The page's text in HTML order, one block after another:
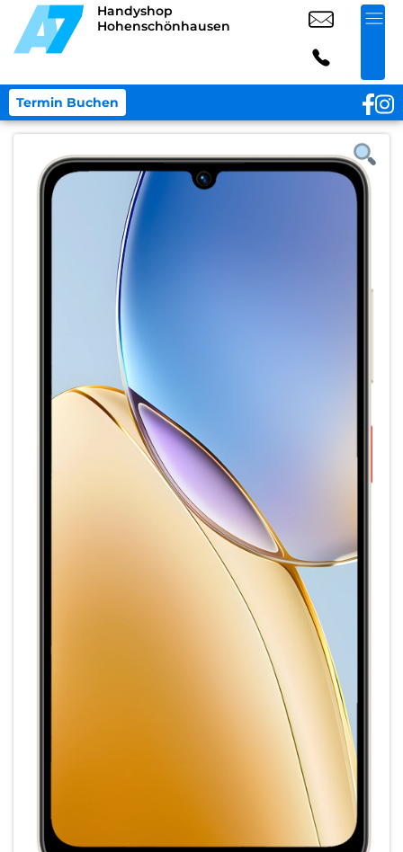
Handyshop
Hohenschönhausen
Termin Buchen